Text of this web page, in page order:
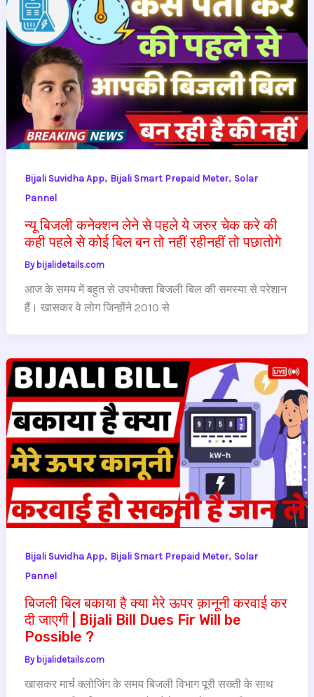
Bijali Suvidha App, Bijali Smart Prepaid Meter, Solar
Pannel
न्यू बिजली कनेक्शन लेने से पहले ये जरुर चेक करे की
कही पहले से कोई बिल बन तो नहीं रहीनहीं तो पछातोगे
By bijalidetails.com
आज के समय में बहुत से उपभोक्ता बिजली बिल की समस्या से परेशान
हैं। खासकर वे लोग जिन्होंने 2010 से
Bijali Suvidha App, Bijali Smart Prepaid Meter, Solar
Pannel
बिजली बिल बकाया है क्या मेरे ऊपर क़ानूनी करवाई कर
दी जाएगी | Bijali Bill Dues Fir Will be
Possible ?
By bijalidetails.com
खासकर मार्च क्लोजिंग के समय बिजली विभाग पूरी सख्ती के साथ